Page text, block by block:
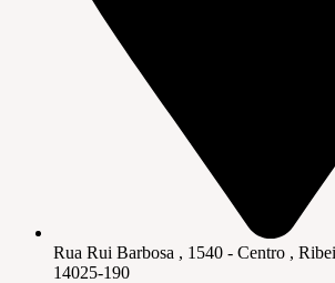
Rua Rui Barbosa , 1540 - Centro ,
14025-190